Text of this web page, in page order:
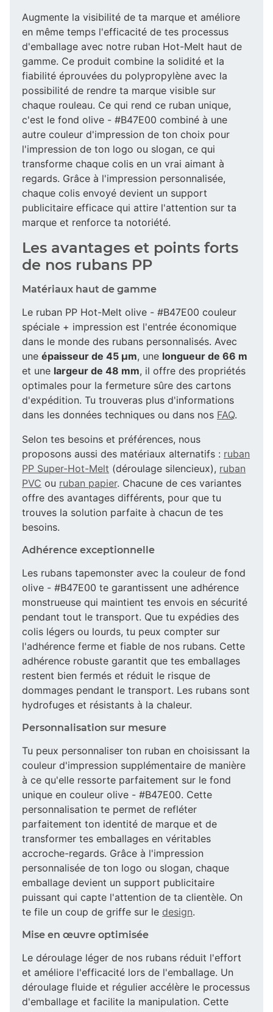
Augmente la visibilité de ta marque et améliore
en même temps l'efficacité de tes processus
d'emballage avec notre ruban Hot-Melt haut de
gamme. Ce produit combine la solidité et la
fiabilité éprouvées du polypropylène avec la
possibilité de rendre ta marque visible sur
chaque rouleau. Ce qui rend ce ruban unique,
c'est le fond olive - #B47E00 combiné à une
autre couleur d'impression de ton choix pour
l'impression de ton logo ou slogan, ce qui
transforme chaque colis en un vrai aimant à
regards. Grâce à l'impression personnalisée,
chaque colis envoyé devient un support
publicitaire efficace qui attire l'attention sur ta
marque et renforce ta notoriété.
Les avantages et points forts
de nos rubans PP
Matériaux haut de gamme
Le ruban PP Hot-Melt olive - #B47E00 couleur
spéciale + impression est l'entrée économique
dans le monde des rubans personnalisés. Avec
une épaisseur de 45 µm, une longueur de 66 m
et une largeur de 48 mm, il offre des propriétés
optimales pour la fermeture sûre des cartons
d'expédition. Tu trouveras plus d'informations
dans les données techniques ou dans nos FAQ.
Selon tes besoins et préférences, nous
proposons aussi des matériaux alternatifs : ruban
PP Super-Hot-Melt (déroulage silencieux), ruban
PVC ou ruban papier. Chacune de ces variantes
offre des avantages différents, pour que tu
trouves la solution parfaite à chacun de tes
besoins.
Adhérence exceptionnelle
Les rubans tapemonster avec la couleur de fond
olive - #B47E00 te garantissent une adhérence
monstrueuse qui maintient tes envois en sécurité
pendant tout le transport. Que tu expédies des
colis légers ou lourds, tu peux compter sur
l'adhérence ferme et fiable de nos rubans. Cette
adhérence robuste garantit que tes emballages
restent bien fermés et réduit le risque de
dommages pendant le transport. Les rubans sont
hydrofuges et résistants à la chaleur.
Personnalisation sur mesure
Tu peux personnaliser ton ruban en choisissant la
couleur d'impression supplémentaire de manière
à ce qu'elle ressorte parfaitement sur le fond
unique en couleur olive - #B47E00. Cette
personnalisation te permet de refléter
parfaitement ton identité de marque et de
transformer tes emballages en véritables
accroche-regards. Grâce à l'impression
personnalisée de ton logo ou slogan, chaque
emballage devient un support publicitaire
puissant qui capte l'attention de ta clientèle. On
te file un coup de griffe sur le design.
Mise en œuvre optimisée
Le déroulage léger de nos rubans réduit l'effort
et améliore l'efficacité lors de l'emballage. Un
déroulage fluide et régulier accélère le processus
d'emballage et facilite la manipulation. Cette